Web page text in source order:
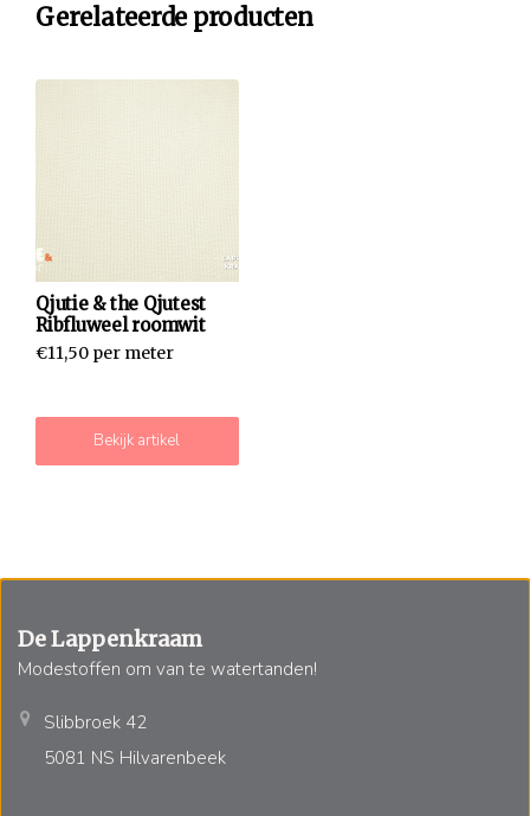
Gerelateerde producten
Qjutie & the Qjutest
Ribfluweel roomwit
€11,50 per meter
Bekijk artikel
De Lappenkraam
Modestoffen om van te watertanden!
Slibbroek 42
5081 NS Hilvarenbeek